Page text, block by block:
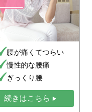
腰が痛くてつらい
慢性的な腰痛
ぎっくり腰
続きはこちら